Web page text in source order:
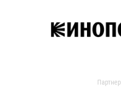
Партнер